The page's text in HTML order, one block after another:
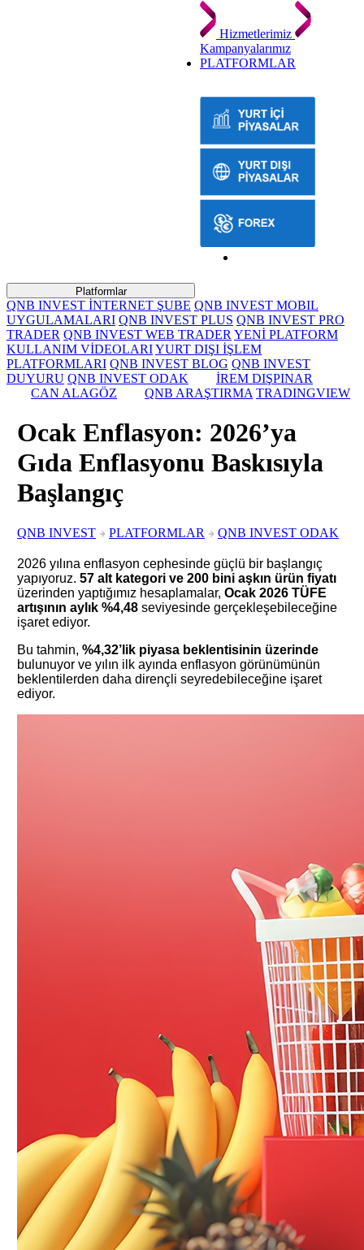
Hizmetlerimiz
Kampanyalarımız
PLATFORMLAR
Platformlar
QNB INVEST İNTERNET ŞUBE QNB INVEST MOBIL
UYGULAMALARI QNB INVEST PLUS QNB INVEST PRO
TRADER QNB INVEST WEB TRADER YENİ PLATFORM
KULLANIM VİDEOLARIYURT DIŞI İŞLEM
PLATFORMLARI QNB INVEST BLOG QNB INVEST
DUYURU QNB INVEST ODAK
İREM DIŞPINAR
CAN ALAGÖZ
QNB ARAŞTIRMA TRADINGVIEW
Ocak Enflasyon: 2026’ya
Gıda Enflasyonu Baskısıyla
Başlangıç
QNB INVEST PLATFORMLAR QNB INVEST ODAK
2026 yılına enflasyon cephesinde güçlü bir başlangıç
yapıyoruz. 57 alt kategori ve 200 bini aşkın ürün fiyatı
üzerinden yaptığımız hesaplamalar, Ocak 2026 TÜFE
artışının aylık %4,48 seviyesinde gerçekleşebileceğine
işaret ediyor.
Bu tahmin, %4,32’lik piyasa beklentisinin üzerinde
bulunuyor ve yılın ilk ayında enflasyon görünümünün
beklentilerden daha dirençli seyredebileceğine işaret
ediyor.